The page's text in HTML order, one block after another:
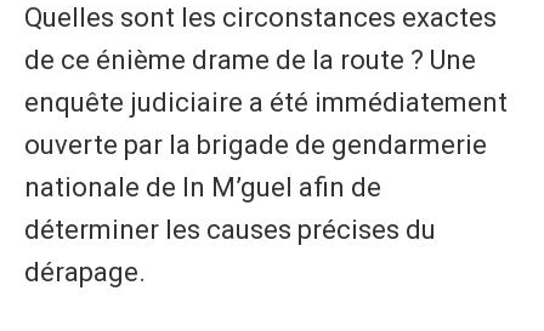
​Quelles sont les circonstances exactes
de ce énième drame de la route ? Une
enquête judiciaire a été immédiatement
ouverte par la brigade de gendarmerie
nationale de In M’guel afin de
déterminer les causes précises du
dérapage.